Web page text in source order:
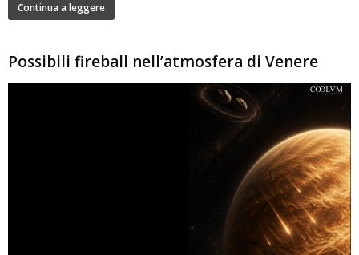
Continua a leggere
Possibili fireball nell’atmosfera di Venere